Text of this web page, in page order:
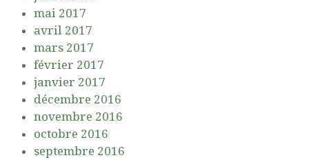
mai 2017
avril 2017
mars 2017
février 2017
janvier 2017
décembre 2016
novembre 2016
octobre 2016
septembre 2016